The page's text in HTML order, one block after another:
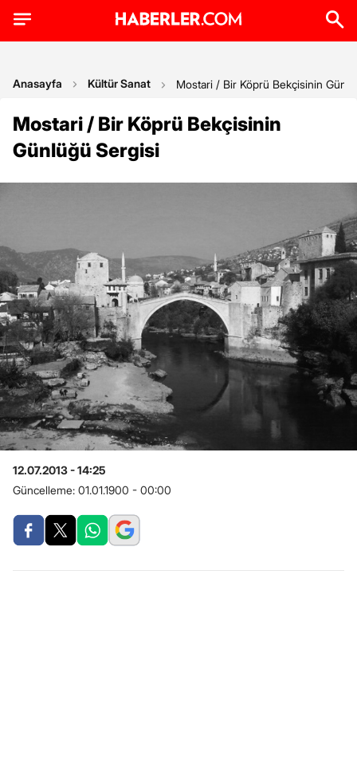
Anasayfa Kültür Sanat Mostari / Bir Köprü Bekçisinin
Mostari / Bir Köprü Bekçisinin
Günlüğü Sergisi
12.07.2013 - 14:25
Güncelleme: 01.01.1900 - 00:00